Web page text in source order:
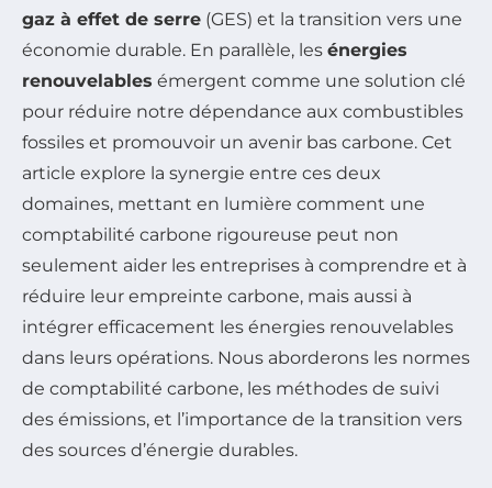
gaz à effet de serre (GES) et la transition vers une
économie durable. En parallèle, les énergies
renouvelables émergent comme une solution clé
pour réduire notre dépendance aux combustibles
fossiles et promouvoir un avenir bas carbone. Cet
article explore la synergie entre ces deux
domaines, mettant en lumière comment une
comptabilité carbone rigoureuse peut non
seulement aider les entreprises à comprendre et à
réduire leur empreinte carbone, mais aussi à
intégrer efficacement les énergies renouvelables
dans leurs opérations. Nous aborderons les normes
de comptabilité carbone, les méthodes de suivi
des émissions, et l’importance de la transition vers
des sources d’énergie durables.